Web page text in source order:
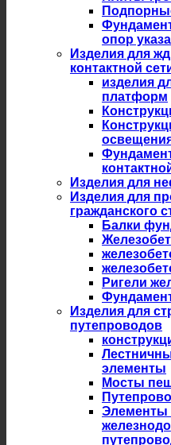
опор
Изделия для
контактной
изделия
платформ
Изделия для
Изделия для
гражданского
Балки
Ригели
Изделия для
путепроводов
элементы
Мосты
Элементы